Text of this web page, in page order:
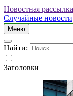
Новостная рассылка
Случайные новости
Меню
Найти:
Заголовки